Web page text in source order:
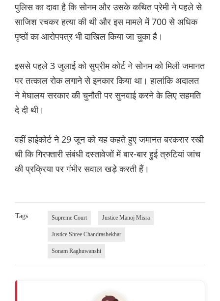
पुलिस का दावा है कि सोनम और उसके कथित प्रेमी ने पहले से
साजिश रचकर हत्या की थी और इस मामले में 700 से अधिक
पृष्ठों का आरोपपत्र भी दाखिल किया जा चुका है।
इससे पहले 3 जुलाई को सुप्रीम कोर्ट ने सोनम को मिली जमानत
पर तत्काल रोक लगाने से इनकार किया था। हालांकि अदालत
ने मेघालय सरकार की चुनौती पर सुनवाई करने के लिए सहमति
दे दी थी।
वहीं हाईकोर्ट ने 29 जून को यह कहते हुए जमानत बरकरार रखी
थी कि गिरफ्तारी संबंधी दस्तावेजों में बार-बार हुई त्रुटियां जांच
की प्रक्रिया पर गंभीर सवाल खड़े करती हैं।
Tags Supreme Court Justice Manoj Misra
Justice Shree Chandrashekhar
Sonam Raghuwanshi